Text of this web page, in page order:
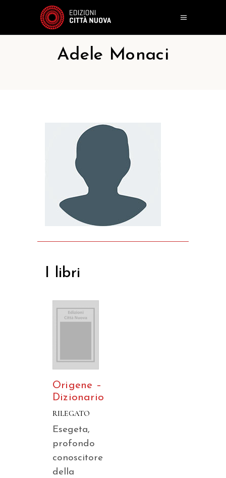
Adele Monaci
I libri
Origene –
Dizionario
RILEGATO
Esegeta,
profondo
conoscitore
della